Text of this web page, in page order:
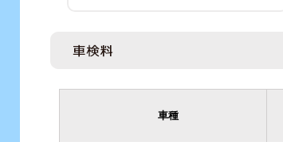
車種